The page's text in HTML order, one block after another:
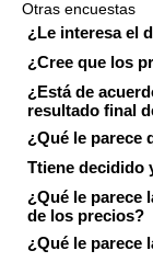
Otras encuestas
¿Le interesa el
¿Cree que los
¿Está de
resultado final
¿Qué le parece
Ttiene decidido
¿Qué le parece
de los precios?
¿Qué le parece